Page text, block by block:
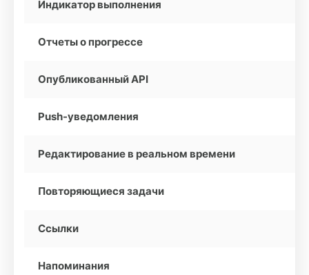
Индикатор выполнения
Отчеты о прогрессе
Опубликованный API
Push-уведомления
Редактирование в реальном времени
Повторяющиеся задачи
Ссылки
Напоминания